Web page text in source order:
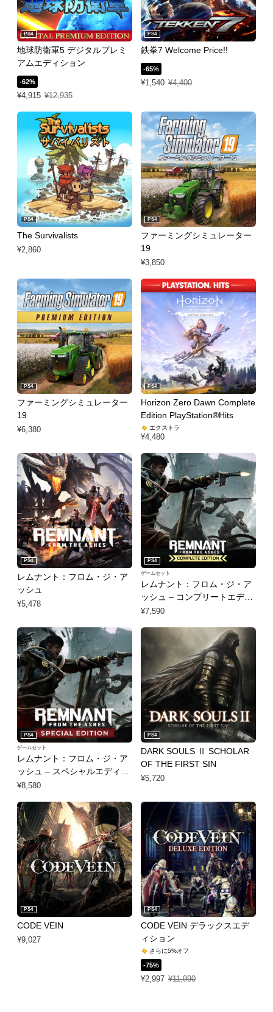
地球防衛軍5 デジタルプレミ
アムエディション
PS4
-62%
¥4,915
特別価格 ¥4,915 通常価格 ¥12,935
¥12,935
鉄拳7 Welcome Price!!
PS4
-65%
¥1,540
特別価格 ¥1,540 通常価格 ¥4,400
¥4,400
The Survivalists
PS4
¥2,860
ファーミングシミュレーター
19
PS4
¥3,850
ファーミングシミュレーター
19
PS4
¥6,380
Horizon Zero Dawn Complete
Edition PlayStation®Hits
PS4
エクストラ
¥4,480
レムナント：フロム・ジ・ア
ッシュ
PS4
¥5,478
レムナント：フロム・ジ・ア
ッシュ – コンプリートエディ
ション
PS4
ゲームセット
¥7,590
レムナント：フロム・ジ・ア
ッシュ – スペシャルエディシ
ョン
PS4
ゲームセット
¥8,580
DARK SOULS Ⅱ SCHOLAR
OF THE FIRST SIN
PS4
¥5,720
CODE VEIN
PS4
¥9,027
CODE VEIN デラックスエデ
ィション
PS4
さらに5%オフ
-75%
¥2,997
特別価格 ¥2,997 通常価格 ¥11,990
¥11,990